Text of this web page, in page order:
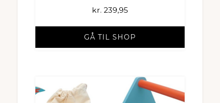
kr. 239,95
GÅ TIL SHOP